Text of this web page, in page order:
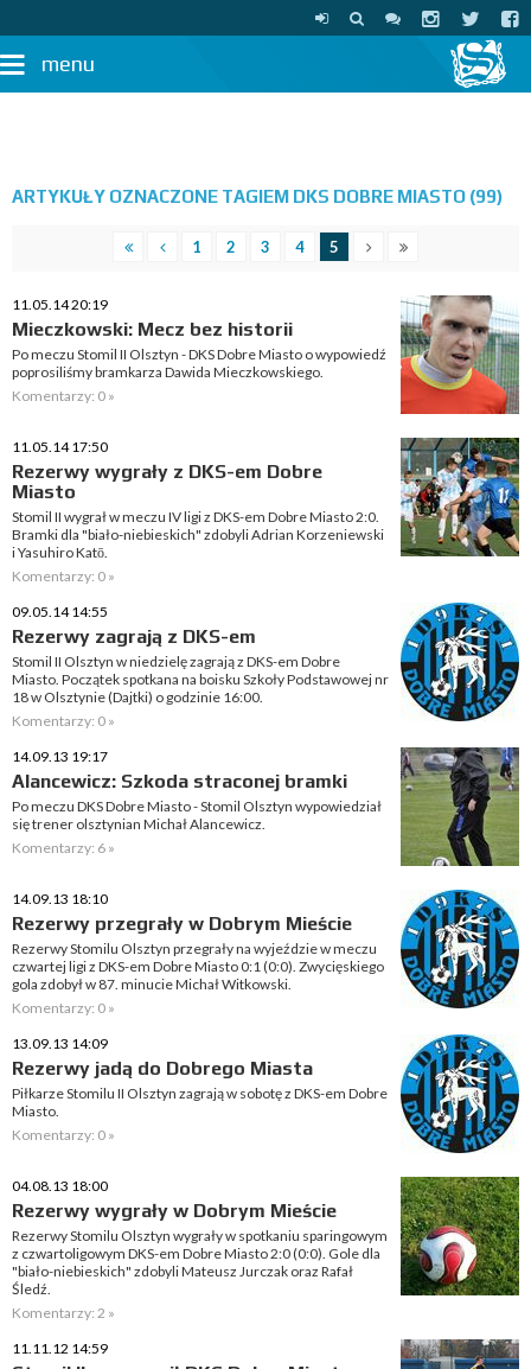
menu
ARTYKUŁY OZNACZONE TAGIEM DKS DOBRE MIASTO (99)
1 2 3 4 5
11.05.14 20:19
Mieczkowski: Mecz bez historii
Po meczu Stomil II Olsztyn - DKS Dobre Miasto o wypowiedź
poprosiliśmy bramkarza Dawida Mieczkowskiego.
Komentarzy: 0 »
11.05.14 17:50
Rezerwy wygrały z DKS-em Dobre
Miasto
Stomil II wygrał w meczu IV ligi z DKS-em Dobre Miasto 2:0.
Bramki dla "biało-niebieskich" zdobyli Adrian Korzeniewski
i Yasuhiro Katō.
Komentarzy: 0 »
09.05.14 14:55
Rezerwy zagrają z DKS-em
Stomil II Olsztyn w niedzielę zagrają z DKS-em Dobre
Miasto. Początek spotkana na boisku Szkoły Podstawowej nr
18 w Olsztynie (Dajtki) o godzinie 16:00.
Komentarzy: 0 »
14.09.13 19:17
Alancewicz: Szkoda straconej bramki
Po meczu DKS Dobre Miasto - Stomil Olsztyn wypowiedział
się trener olsztynian Michał Alancewicz.
Komentarzy: 6 »
14.09.13 18:10
Rezerwy przegrały w Dobrym Mieście
Rezerwy Stomilu Olsztyn przegrały na wyjeździe w meczu
czwartej ligi z DKS-em Dobre Miasto 0:1 (0:0). Zwycięskiego
gola zdobył w 87. minucie Michał Witkowski.
Komentarzy: 0 »
13.09.13 14:09
Rezerwy jadą do Dobrego Miasta
Piłkarze Stomilu II Olsztyn zagrają w sobotę z DKS-em Dobre
Miasto.
Komentarzy: 0 »
04.08.13 18:00
Rezerwy wygrały w Dobrym Mieście
Rezerwy Stomilu Olsztyn wygrały w spotkaniu sparingowym
z czwartoligowym DKS-em Dobre Miasto 2:0 (0:0). Gole dla
"biało-niebieskich" zdobyli Mateusz Jurczak oraz Rafał
Śledź.
Komentarzy: 2 »
11.11.12 14:59